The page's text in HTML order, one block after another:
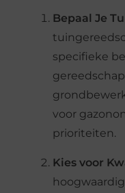
Bepaal Je
specifieke
voor
prioriteiten.
Kies voor